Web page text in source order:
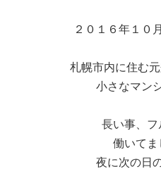
２０１６年１
札幌市内に住む
小さなマン
長い事、
働いてま
夜に次の日